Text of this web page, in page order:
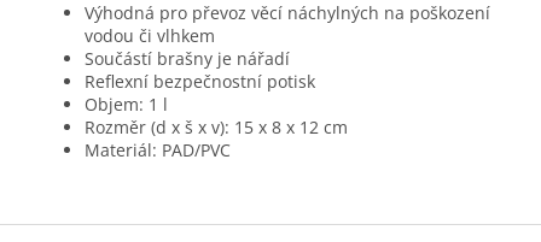
Výhodná pro převoz věcí náchylných na poškození
vodou či vlhkem
Součástí brašny je nářadí
Reflexní bezpečnostní potisk
Objem: 1 l
Rozměr (d x š x v): 15 x 8 x 12 cm
Materiál: PAD/PVC